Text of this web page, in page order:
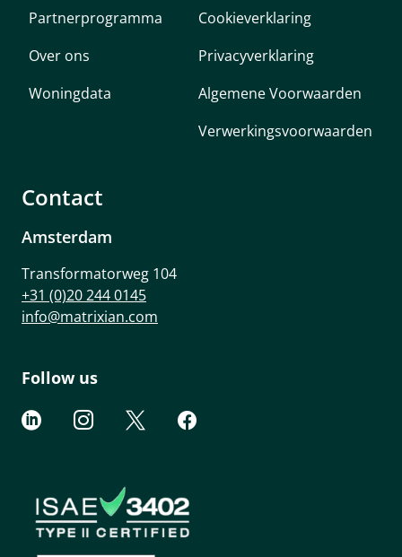
Partnerprogramma
Over ons
Woningdata
Cookieverklaring
Privacyverklaring
Algemene Voorwaarden
Verwerkingsvoorwaarden
Contact
Amsterdam
Transformatorweg 104
+31 (0)20 244 0145
info@matrixian.com
Follow us
   